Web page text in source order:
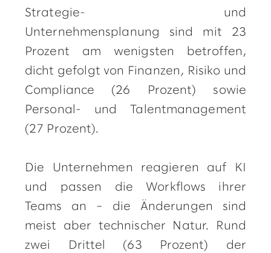
Strategie- und
Unternehmensplanung sind mit 23
Prozent am wenigsten betroffen,
dicht gefolgt von Finanzen, Risiko und
Compliance (26 Prozent) sowie
Personal- und Talentmanagement
(27 Prozent).
Die Unternehmen reagieren auf KI
und passen die Workflows ihrer
Teams an – die Änderungen sind
meist aber technischer Natur. Rund
zwei Drittel (63 Prozent) der